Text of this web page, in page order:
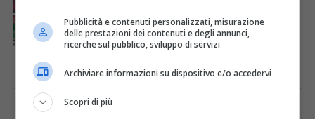
che spinge il turismo”
I PIÙ VISTI
Pubblicità e contenuti personalizzati, misurazione
delle prestazioni dei contenuti e degli annunci,
ricerche sul pubblico, sviluppo di servizi
Archiviare informazioni su dispositivo e/o accedervi
Scopri di più